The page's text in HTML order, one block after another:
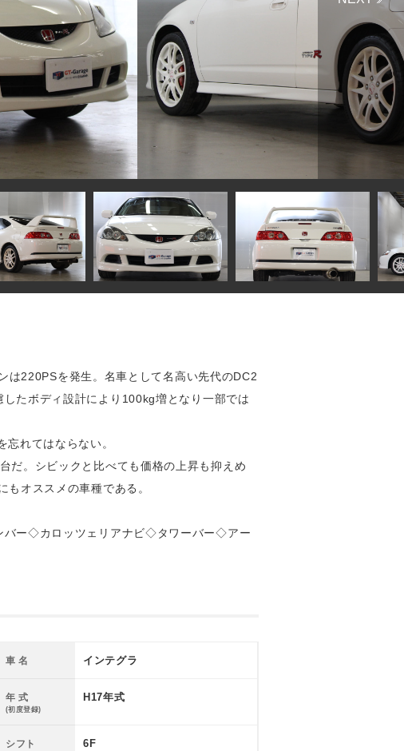
は220PSを発生。名車として名高い先代のDC2
たボディ設計により100kg増となり一部では
れてはならない。
だ。シビックと比べても価格の上昇も抑えめ
オススメの車種である。
ー◇カロッツェリアナビ◇タワーバー◇アー
車 名 インテグラ
年 式
(初度登録)
H17年式
シフト 6F